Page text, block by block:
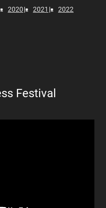
2020 2021 2022
Festival